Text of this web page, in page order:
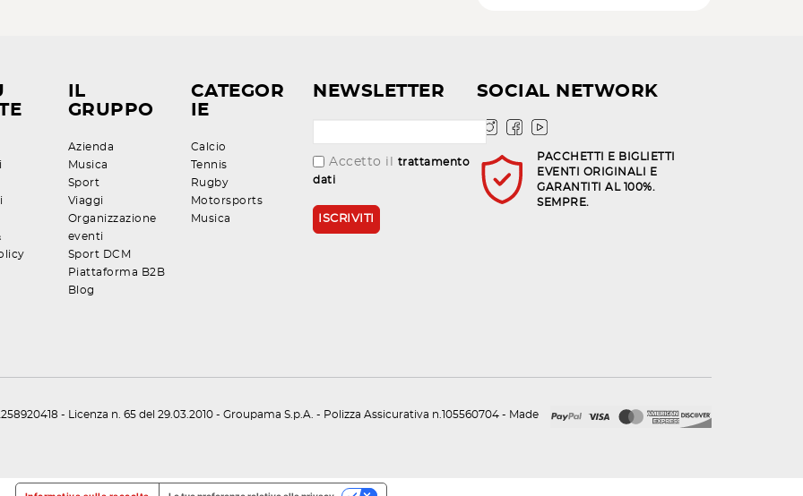
IL
GRUPPO
Azienda
Musica
Sport
Viaggi
Organizzazione
eventi
Sport DCM
Piattaforma B2B
Blog
CATEGOR
IE
Calcio
Tennis
Rugby
Motorsports
Musica
NEWSLETTER
Accetto il trattamento
dati
SOCIAL NETWORK
PACCHETTI E BIGLIETTI
EVENTI ORIGINALI E
GARANTITI AL 100%.
SEMPRE.
- Licenza n. 65 del 29.03.2010 - Groupama S.p.A. - Polizza Assicurativa n.105560704 - Made